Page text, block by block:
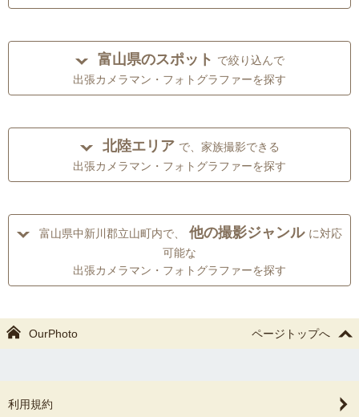
富山県のスポット で絞り込んで
出張カメラマン・フォトグラファーを探す
北陸エリア で、家族撮影できる
出張カメラマン・フォトグラファーを探す
富山県中新川郡立山町内で、 他の撮影ジャンル に対応
可能な
出張カメラマン・フォトグラファーを探す
OurPhoto ページトップへ
利用規約